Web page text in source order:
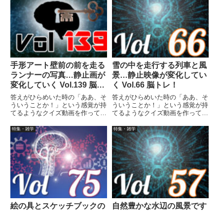
手形アート壁前の前を走る
ランナーの写真…静止画が
変化していく Vol.139 脳ト
レ！
答えがひらめいた時の「ああ、そ
ういうことか！」という感覚が持
てるようなクイズ動画を作ってみ
画に答えはありませんので、最後
まで繰り返し見られます。
雪の中を走行する列車と風
景…静止映像が変化してい
く Vol.66 脳トレ！
答えがひらめいた時の「ああ、そ
ういうことか！」という感覚が持
てるようなクイズ動画を作ってみ
画に答えはありませんので、最後
まで繰り返し見られます。
特集・雑学
絵の具とスケッチブックの
特集・雑学
自然豊かな水辺の風景です